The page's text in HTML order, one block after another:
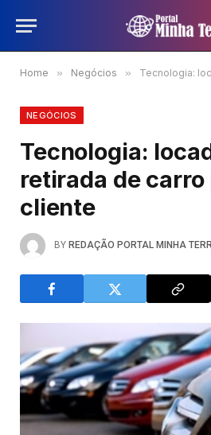
Home » Negócios » Tecnologia:
NEGÓCIOS
Tecnologia:
retirada de carro
cliente
BY REDAÇÃO PORTAL MINHA